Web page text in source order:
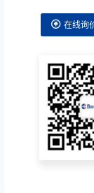
在线询